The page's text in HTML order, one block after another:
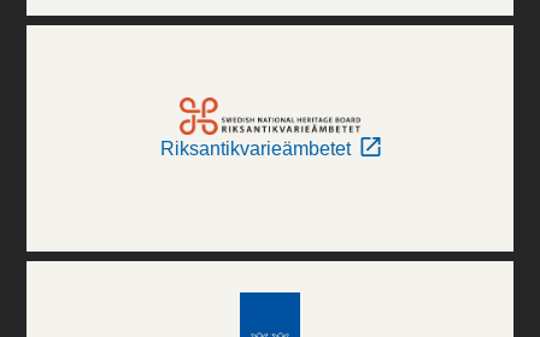
Riksantikvarieämbetet